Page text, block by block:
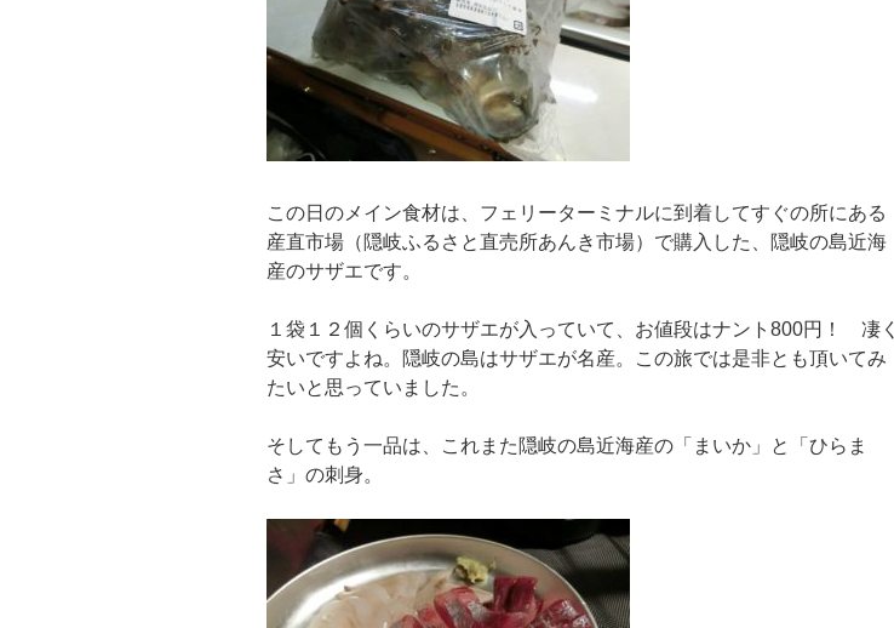
この日のメイン食材は、フェリーターミナルに到着してすぐの所にある
産直市場（隠岐ふるさと直売所あんき市場）で購入した、隠岐の島近海
産のサザエです。
１袋１２個くらいのサザエが入っていて、お値段はナント800円！ 凄く
安いですよね。隠岐の島はサザエが名産。この旅では是非とも頂いてみ
たいと思っていました。
そしてもう一品は、これまた隠岐の島近海産の「まいか」と「ひらま
さ」の刺身。